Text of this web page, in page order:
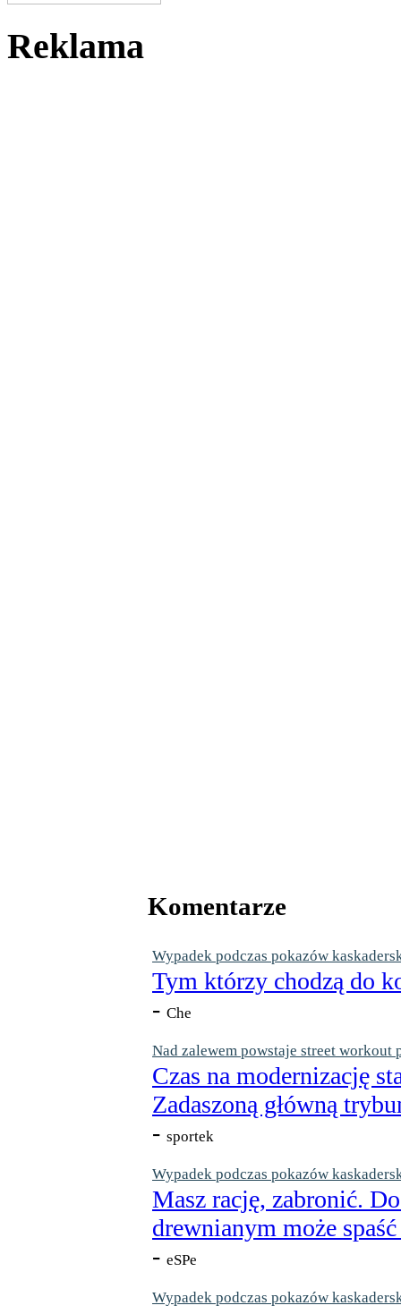
Reklama
Komentarze
Wypadek podczas pokazów
Tym którzy chodzą do
- Che
Nad zalewem powstaje street workout
Czas na modernizację
Zadaszoną główną
- sportek
Wypadek podczas pokazów
Masz rację, zabronić.
drewnianym może
- eSPe
Wypadek podczas pokazów